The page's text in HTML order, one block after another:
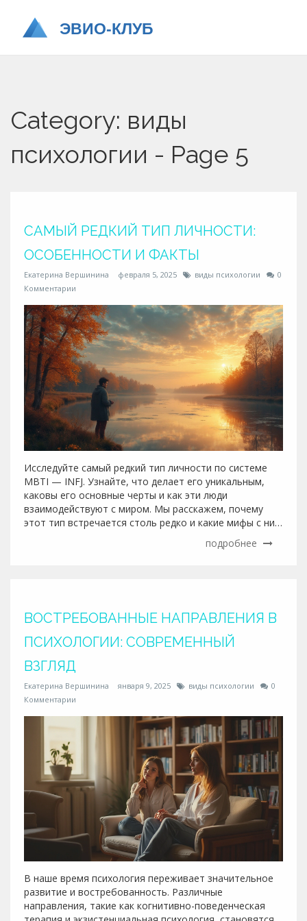
Category: виды
психологии - Page 5
САМЫЙ РЕДКИЙ ТИП ЛИЧНОСТИ:
ОСОБЕННОСТИ И ФАКТЫ
Екатерина Вершинина февраля 5, 2025 виды психологии
0
Комментарии
Исследуйте самый редкий тип личности по системе
MBTI — INFJ. Узнайте, что делает его уникальным,
каковы его основные черты и как эти люди
взаимодействуют с миром. Мы расскажем, почему
этот тип встречается столь редко и какие мифы с ним
взаимодействию с INFJ и узнайте, как самому лучше
подробнее
ВОСТРЕБОВАННЫЕ НАПРАВЛЕНИЯ В
ПСИХОЛОГИИ: СОВРЕМЕННЫЙ
ВЗГЛЯД
Екатерина Вершинина января 9, 2025 виды психологии
0
Комментарии
В наше время психология переживает значительное
развитие и востребованность. Различные
направления, такие как когнитивно-поведенческая